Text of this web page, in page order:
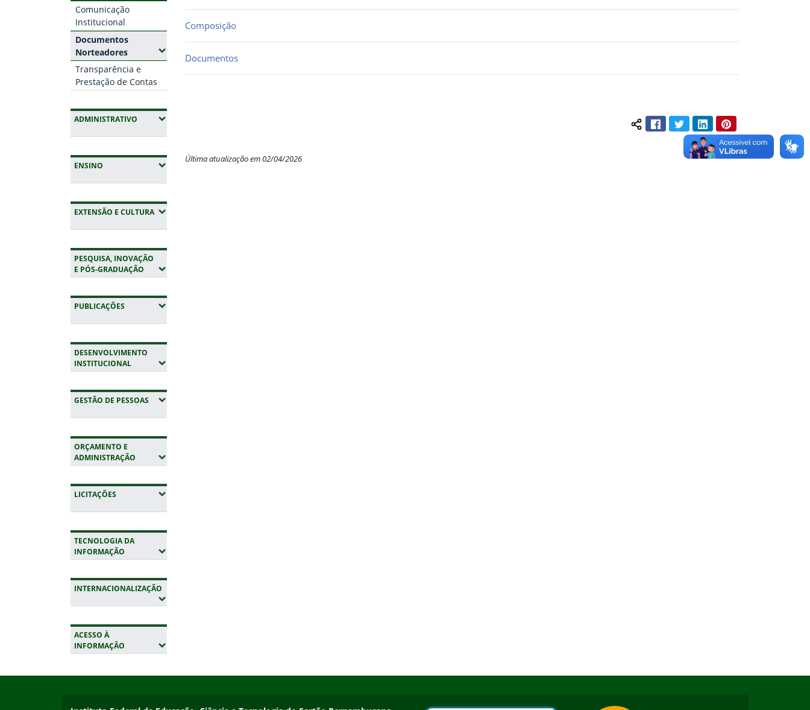
Comunicação
Institucional
Documentos
Norteadores(Expandir submenus)
Transparência e
Prestação de Contas
ADMINISTRATIVO (EXPANDIR SUBMENUS)
ENSINO (EXPANDIR SUBMENUS)
EXTENSÃO E CULTURA(EXPANDIR SUBMENUS)
PESQUISA, INOVAÇÃO
E PÓS-GRADUAÇÃO (EXPANDIR SUBMENUS)
PUBLICAÇÕES (EXPANDIR SUBMENUS)
DESENVOLVIMENTO
INSTITUCIONAL(EXPANDIR SUBMENUS)
GESTÃO DE PESSOAS (EXPANDIR SUBMENUS)
ORÇAMENTO E
ADMINISTRAÇÃO (EXPANDIR SUBMENUS)
LICITAÇÕES (EXPANDIR SUBMENUS)
TECNOLOGIA DA
INFORMAÇÃO (EXPANDIR SUBMENUS)
INTERNACIONALIZAÇÃO
ACESSO À
INFORMAÇÃO (EXPANDIR SUBMENUS)
Composição
Documentos
Compartilhar conteúdo:
FacebookTwitterLinkedInPinterest
Última atualização em 02/04/2026